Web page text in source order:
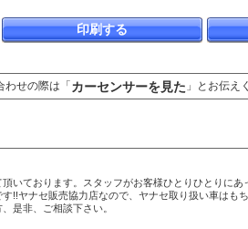
印刷する
わせの際は「カーセンサーを見た 」とお伝え
いております。スタッフがお客様ひとりひとりに
!!ヤナセ販売協力店なので、ヤナセ取り扱い車はも
是非、ご相談下さい。